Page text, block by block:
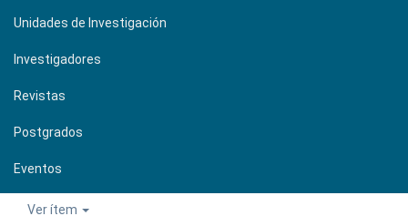
Unidades de Investigación
Investigadores
Revistas
Postgrados
Eventos
Ver ítem